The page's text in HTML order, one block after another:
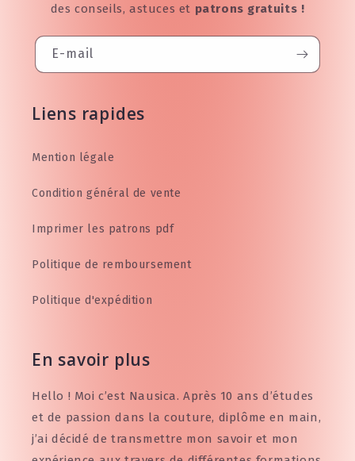
des conseils, astuces et patrons gratuits !
E-mail
Liens rapides
Mention légale
Condition général de vente
Imprimer les patrons pdf
Politique de remboursement
Politique d'expédition
En savoir plus
Hello ! Moi c’est Nausica. Après 10 ans d’études
et de passion dans la couture, diplôme en main,
j’ai décidé de transmettre mon savoir et mon